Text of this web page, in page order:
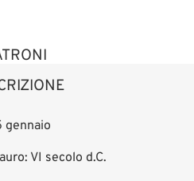
gennaio
VI secolo d.C.